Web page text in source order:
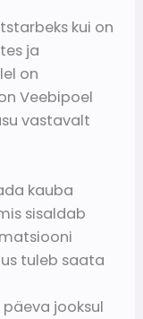
kui on
ja
on
Veebipoel
vastavalt
kauba
sisaldab
tuleb saata
jooksul